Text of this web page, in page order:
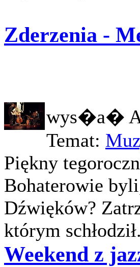
Zderzenia -
wys�a�
Temat:
Piękny
Bohaterowie
Dźwięków?
którym
Weekend z